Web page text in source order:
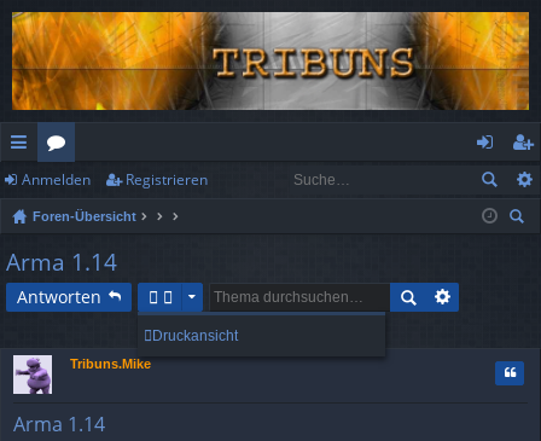
ch
ne
llz
ug
or
en
n
m
eg
ist
Anmelden Registrieren
Foren-Übersicht
Arma 1.14
Antworten
Druckansicht
Tribuns.Mike
Arma 1.14
Zitat